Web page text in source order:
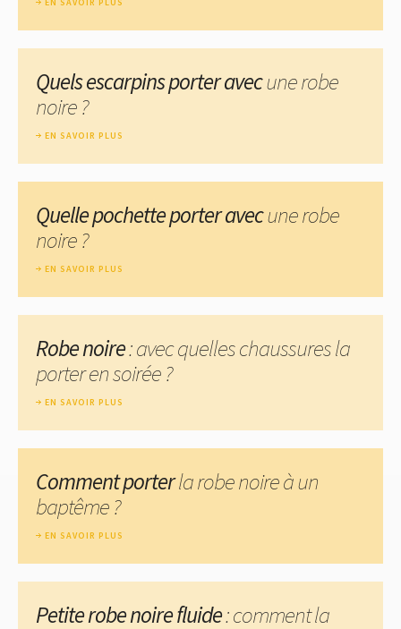
Quels escarpins porter avecune robe
noire ?
EN SAVOIR PLUS
Quelle pochette porter avecune robe
noire ?
EN SAVOIR PLUS
Robe noire: avec quelles chaussures la
porter en soirée ?
EN SAVOIR PLUS
Comment porterla robe noire à un
baptême ?
EN SAVOIR PLUS
Petite robe noire fluide: comment la